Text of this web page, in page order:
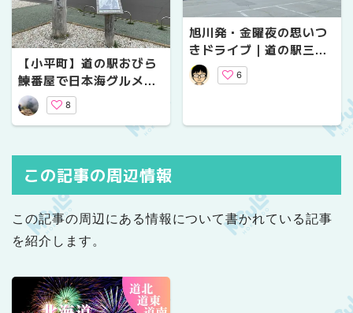
【小平町】道の駅おびら
鰊番屋で日本海グルメを
満喫！重要文化財の鰊番
屋とにしん丼がおすすめ
8
旭川発・金曜夜の思いつ
きドライブ｜道の駅三笠
で車中泊・三笠天然温
泉・滝川のチャップ丼
6
この記事の周辺情報
この記事の周辺にある情報について書かれている記事
を紹介します。